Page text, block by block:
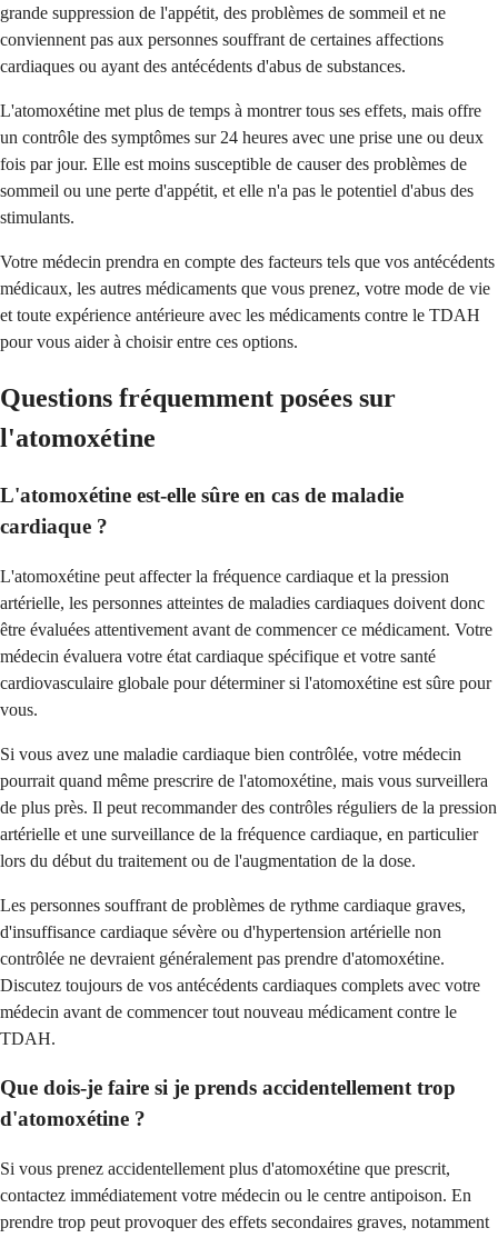
grande suppression de l'appétit, des problèmes de sommeil et ne
conviennent pas aux personnes souffrant de certaines affections
cardiaques ou ayant des antécédents d'abus de substances.
L'atomoxétine met plus de temps à montrer tous ses effets, mais offre
un contrôle des symptômes sur 24 heures avec une prise une ou deux
fois par jour. Elle est moins susceptible de causer des problèmes de
sommeil ou une perte d'appétit, et elle n'a pas le potentiel d'abus des
stimulants.
Votre médecin prendra en compte des facteurs tels que vos antécédents
médicaux, les autres médicaments que vous prenez, votre mode de vie
et toute expérience antérieure avec les médicaments contre le TDAH
pour vous aider à choisir entre ces options.
Questions fréquemment posées sur
l'atomoxétine
L'atomoxétine est-elle sûre en cas de maladie
cardiaque ?
L'atomoxétine peut affecter la fréquence cardiaque et la pression
artérielle, les personnes atteintes de maladies cardiaques doivent donc
être évaluées attentivement avant de commencer ce médicament. Votre
médecin évaluera votre état cardiaque spécifique et votre santé
cardiovasculaire globale pour déterminer si l'atomoxétine est sûre pour
vous.
Si vous avez une maladie cardiaque bien contrôlée, votre médecin
pourrait quand même prescrire de l'atomoxétine, mais vous surveillera
de plus près. Il peut recommander des contrôles réguliers de la pression
artérielle et une surveillance de la fréquence cardiaque, en particulier
lors du début du traitement ou de l'augmentation de la dose.
Les personnes souffrant de problèmes de rythme cardiaque graves,
d'insuffisance cardiaque sévère ou d'hypertension artérielle non
contrôlée ne devraient généralement pas prendre d'atomoxétine.
Discutez toujours de vos antécédents cardiaques complets avec votre
médecin avant de commencer tout nouveau médicament contre le
TDAH.
Que dois-je faire si je prends accidentellement trop
d'atomoxétine ?
Si vous prenez accidentellement plus d'atomoxétine que prescrit,
contactez immédiatement votre médecin ou le centre antipoison. En
prendre trop peut provoquer des effets secondaires graves, notamment